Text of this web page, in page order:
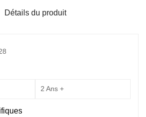
Détails du produit
2 Ans +